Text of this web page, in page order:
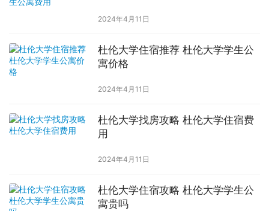
2024年4月11日
杜伦大学住宿推荐 杜伦大学学生公
寓价格
2024年4月11日
杜伦大学找房攻略 杜伦大学住宿费
用
2024年4月11日
杜伦大学住宿攻略 杜伦大学学生公
寓贵吗